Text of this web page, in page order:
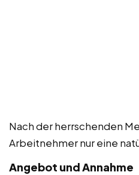
Nach der herrschenden
Arbeitnehmer nur eine
Angebot und Annahme